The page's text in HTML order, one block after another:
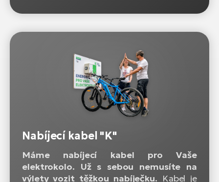
Nabíjecí kabel "K"
Máme nabíjecí kabel pro Vaše
elektrokolo. Už s sebou nemusíte na
výlety vozit těžkou nabíječku. Kabel je